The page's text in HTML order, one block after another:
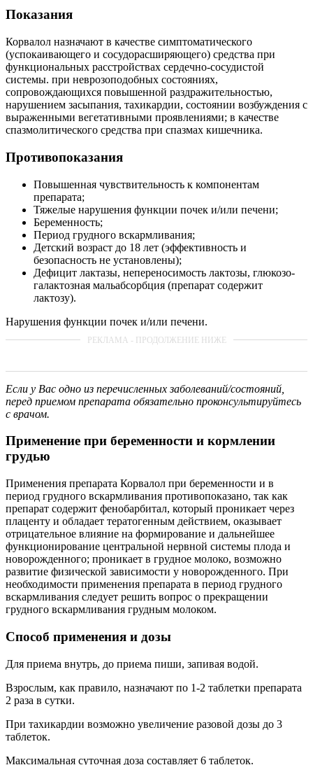
Показания
Корвалол назначают в качестве симптоматического
(успокаивающего и сосудорасширяющего) средства при
функциональных расстройствах сердечно-сосудистой
системы. при неврозоподобных состояниях,
сопровождающихся повышенной раздражительностью,
нарушением засыпания, тахикардии, состоянии возбуждения с
выраженными вегетативными проявлениями; в качестве
спазмолитического средства при спазмах кишечника.
Противопоказания
Повышенная чувствительность к компонентам
препарата;
Тяжелые нарушения функции почек и/или печени;
Беременность;
Период грудного вскармливания;
Детский возраст до 18 лет (эффективность и
безопасность не установлены);
Дефицит лактазы, непереносимость лактозы, глюкозо-
галактозная мальабсорбция (препарат содержит
лактозу).
Нарушения функции почек и/или печени.
Если у Вас одно из перечисленных заболеваний/состояний,
перед приемом препарата обязательно проконсультируйтесь
с врачом.
Применение при беременности и кормлении
грудью
Применения препарата Корвалол при беременности и в
период грудного вскармливания противопоказано, так как
препарат содержит фенобарбитал, который проникает через
плаценту и обладает тератогенным действием, оказывает
отрицательное влияние на формирование и дальнейшее
функционирование центральной нервной системы плода и
новорожденного; проникает в грудное молоко, возможно
развитие физической зависимости у новорожденного. При
необходимости применения препарата в период грудного
вскармливания следует решить вопрос о прекращении
грудного вскармливания грудным молоком.
Способ применения и дозы
Для приема внутрь, до приема пиши, запивая водой.
Взрослым, как правило, назначают по 1-2 таблетки препарата
2 раза в сутки.
При тахикардии возможно увеличение разовой дозы до 3
таблеток.
Максимальная суточная доза составляет 6 таблеток.